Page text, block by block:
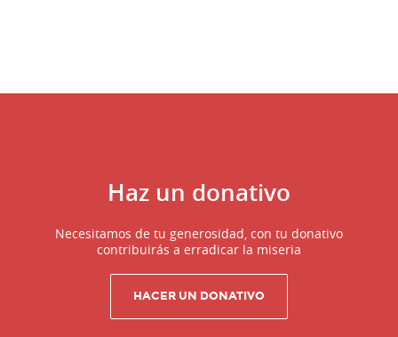
Haz un donativo
Necesitamos de tu generosidad, con tu donativo
contribuirás a erradicar la miseria